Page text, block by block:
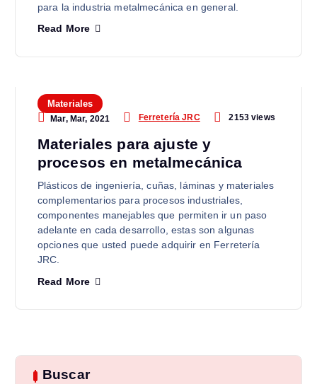
para la industria metalmecánica en general.
Read More
Materiales
Mar, Mar, 2021 Ferretería JRC 2153 views
Materiales para ajuste y
procesos en metalmecánica
Plásticos de ingeniería, cuñas, láminas y materiales
complementarios para procesos industriales,
componentes manejables que permiten ir un paso
adelante en cada desarrollo, estas son algunas
opciones que usted puede adquirir en Ferretería
JRC.
Read More
Buscar